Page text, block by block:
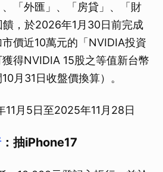
「外匯」、「房貸」、「財
，於2026年1月30日前完成
價近10萬元的「NVIDIA投資
得NVIDIA 15股之等值新台幣
月31日收盤價換算）。
月5日至2025年11月28日
：抽iPhone17